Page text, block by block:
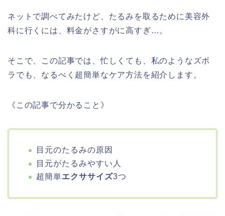
ネットで調べてみたけど、たるみを取るために美容外
科に行くには、料金がさすがに高すぎ…。
そこで、この記事では、忙しくても、私のようなズボ
ラでも、なるべく超簡単なケア方法を紹介します。
《この記事で分かること》
目元のたるみの原因
目元がたるみやすい人
超簡単エクササイズ3つ